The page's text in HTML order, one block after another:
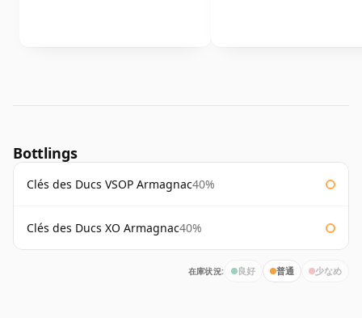
Bottlings
Clés des Ducs VSOP Armagnac40%
Clés des Ducs XO Armagnac40%
在庫状況: 良好 普通 少なめ